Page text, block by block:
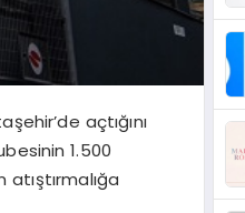
açtığını
1.500